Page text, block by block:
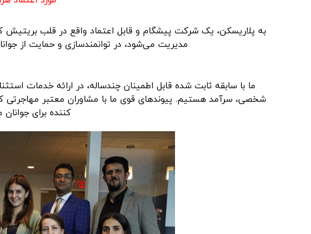
به پلاریسکن، یک شرکت پیشگام و قابل اعتماد واقع در قلب
مدیریت می‌شود، در توانمندسازی و حمایت از
ما با سابقه ثابت شده قابل اطمینان چندساله، در ارائه خدمات
کننده برای